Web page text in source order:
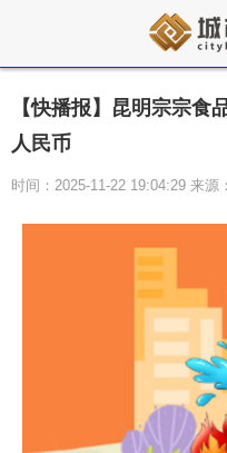
【快播报】昆明宗宗食
人民币
时间：2025-11-22 19:04:29 来源